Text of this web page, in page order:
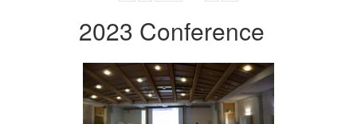
2023 Conference